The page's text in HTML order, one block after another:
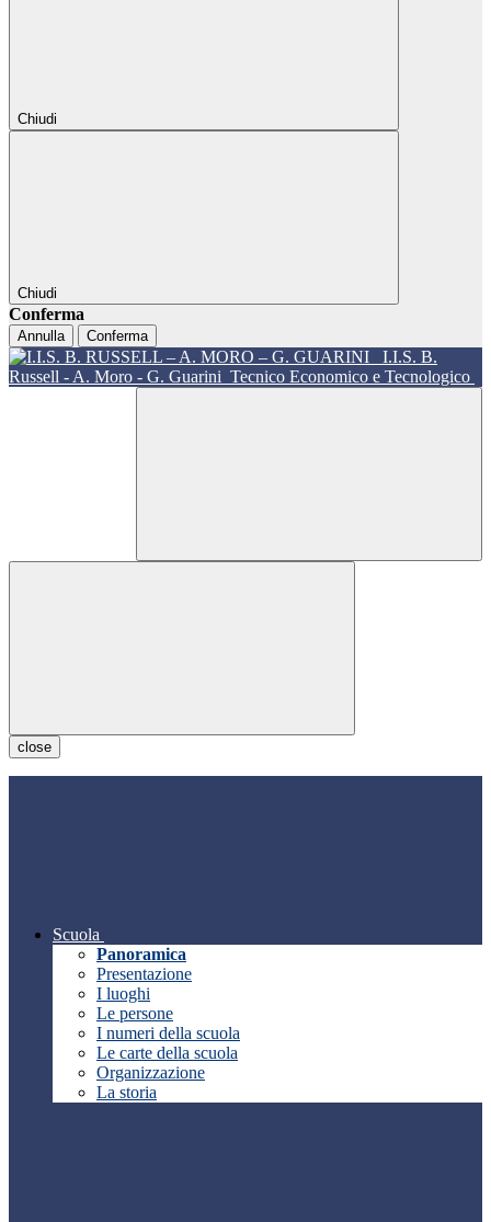
Chiudi
Chiudi
Conferma
Annulla Conferma
I.I.S. B.
Russell - A. Moro - G. Guarini Tecnico Economico e Tecnologico
close
Scuola
Panoramica
Presentazione
I luoghi
Le persone
I numeri della scuola
Le carte della scuola
Organizzazione
La storia